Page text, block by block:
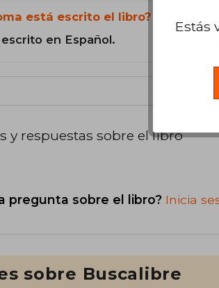
está escrito el libro?
en Español.
y respuestas sobre el libro
pregunta sobre el libro? Inicia
sobre Buscalibre
Estás